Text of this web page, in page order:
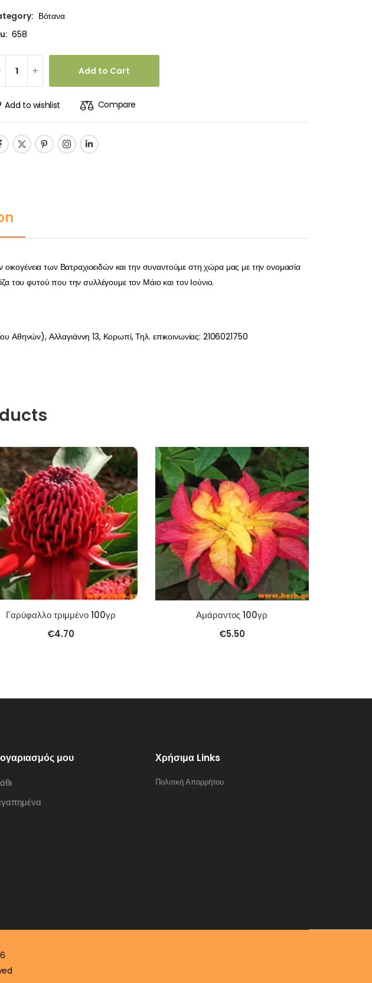
Βότανα
658
Add to Cart
Add to wishlist Compare
των Βατραχιοειδών και την συναντούμε στη χώρα μας με την ονομασία
του φυτού που την συλλέγουμε τον Μάιο και τον Ιούνιο.
Αθηνών), Αλλαγιάννη 13, Κορωπί, Τηλ. επικοινωνίας: 2106021750
Γαρύφαλλο τριμμένο 100γρ
€4.70
Αμάραντος 100γρ
€5.50
μου Χρήσιμα Links
Πολιτική Απορρήτου